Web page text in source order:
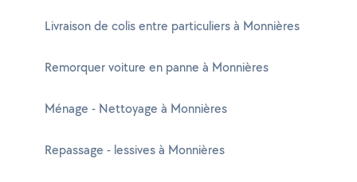
Livraison de colis entre particuliers à Monnières
Remorquer voiture en panne à Monnières
Ménage - Nettoyage à Monnières
Repassage - lessives à Monnières